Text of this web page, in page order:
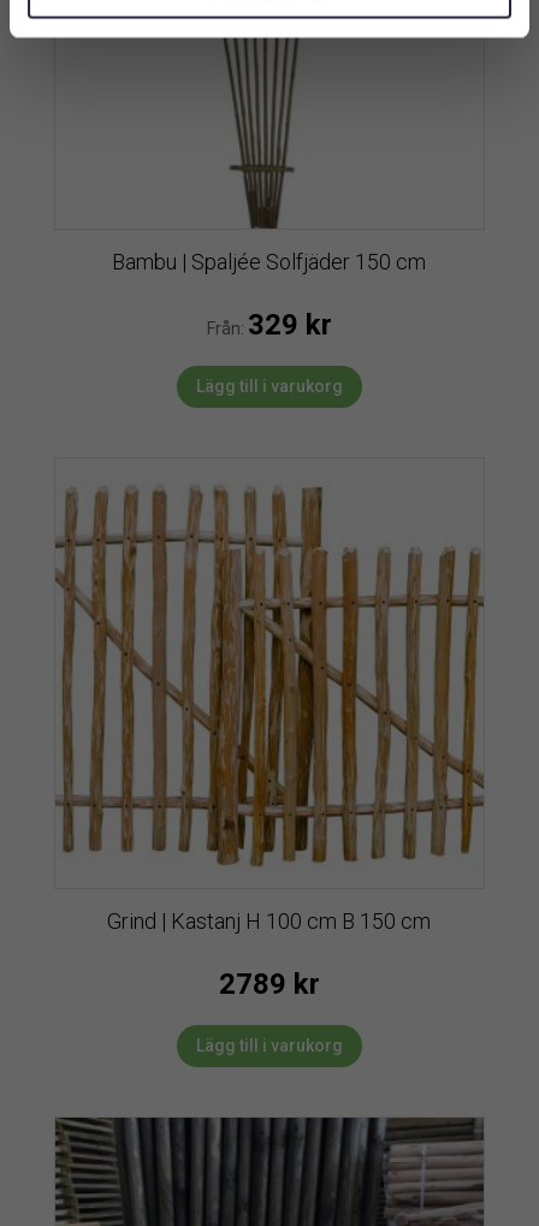
Bambu | Spaljée Solfjäder 150 cm
Från: 329 kr
Lägg till i varukorg
Grind | Kastanj H 100 cm B 150 cm
2789 kr
Lägg till i varukorg